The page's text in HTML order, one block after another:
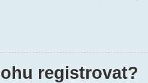
registrovat?